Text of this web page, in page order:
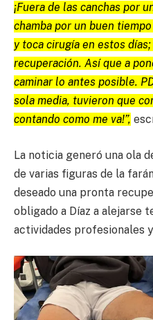
¡Fuera de las canchas por
chamba por un buen
y toca cirugía en estos
recuperación. Así que a
caminar lo antes posible.
sola media, tuvieron que
contando como me va!”,
La noticia generó una ola
de varias figuras de la
deseado una pronta
obligado a Díaz a alejarse
actividades profesionales